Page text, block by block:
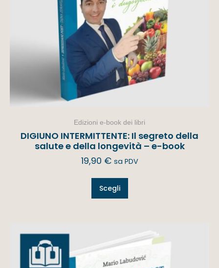
Edizioni e-book dei libri
DIGIUNO INTERMITTENTE: Il segreto della
salute e della longevità – e-book
19,90 € sa PDV
Scegli